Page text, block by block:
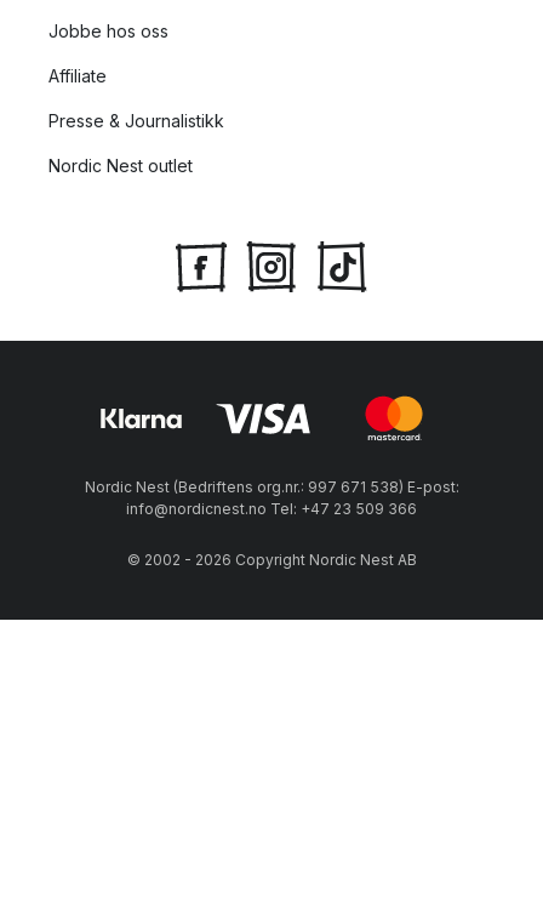
Jobbe hos oss
Affiliate
Presse & Journalistikk
Nordic Nest outlet
Nordic Nest (Bedriftens org.nr.: 997 671 538) E-post:
info@nordicnest.no Tel: +47 23 509 366
© 2002 - 2026 Copyright Nordic Nest AB